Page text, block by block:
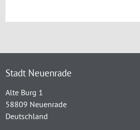
Stadt Neuenrade
Alte Burg 1
58809 Neuenrade
Deutschland